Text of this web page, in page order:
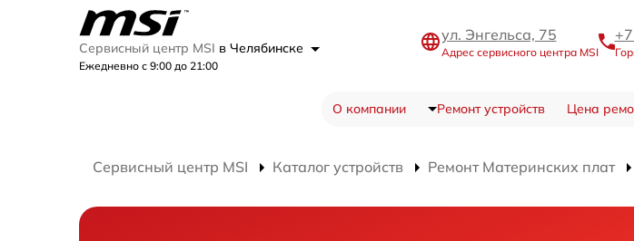
Сервисный центр MSI в Челябинске
Ежедневно с 9:00 до 21:00
ул. Энгельса, 75
Адрес сервисного центра MSI
О компании Ремонт устройств Цена
Сервисный центр MSI Каталог устройств Ремонт Материнских плат